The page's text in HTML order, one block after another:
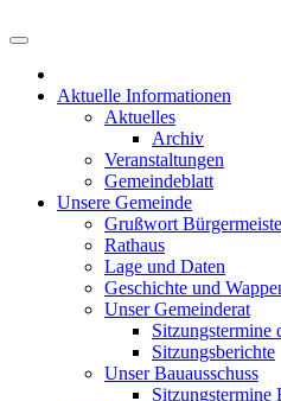
Aktuelle Informationen
Aktuelles
Archiv
Veranstaltungen
Gemeindeblatt
Unsere Gemeinde
Grußwort
Rathaus
Lage und Daten
Geschichte und
Unser Gemeinderat
Sitzungstermine
Sitzungsberichte
Unser Bauausschuss
Sitzungstermine